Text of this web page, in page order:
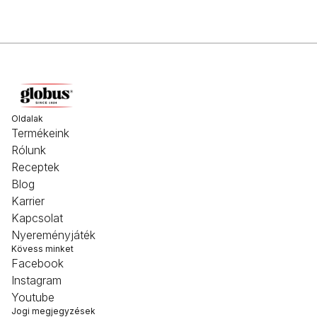
Oldalak
Termékeink
Rólunk
Receptek
Blog
Karrier
Kapcsolat
Nyereményjáték
Kövess minket
Facebook
Instagram
Youtube
Jogi megjegyzések